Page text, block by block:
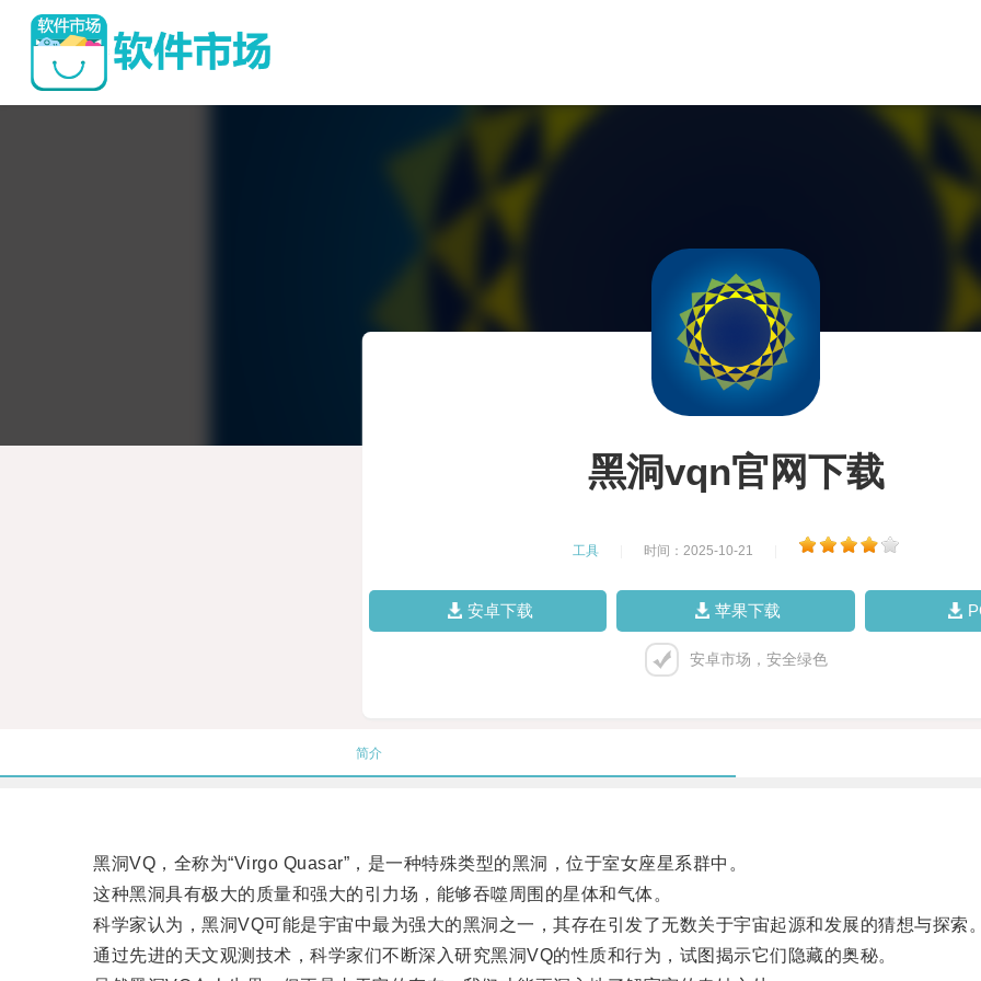
黑洞vqn官网下载
工具 时间：2025-10-21
安卓下载 苹果下载
安卓市场，安全绿色
简介
黑洞VQ，全称为“Virgo Quasar”，是一种特殊类型的黑洞，位于室女座星系群中。
这种黑洞具有极大的质量和强大的引力场，能够吞噬周围的星体和气体。
科学家认为，黑洞VQ可能是宇宙中最为强大的黑洞之一，其存在引发了无数关于宇宙起源和发展的猜想与探索。
通过先进的天文观测技术，科学家们不断深入研究黑洞VQ的性质和行为，试图揭示它们隐藏的奥秘。